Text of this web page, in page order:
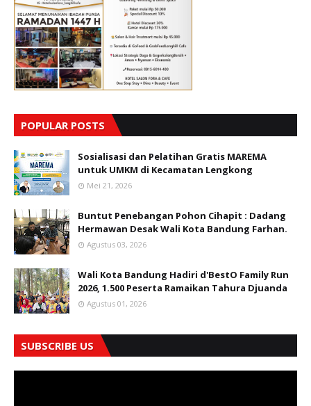
POPULAR POSTS
Sosialisasi dan Pelatihan Gratis MAREMA
untuk UMKM di Kecamatan Lengkong
Mei 21, 2026
Buntut Penebangan Pohon Cihapit : Dadang
Hermawan Desak Wali Kota Bandung Farhan.
Agustus 03, 2026
Wali Kota Bandung Hadiri d'BestO Family Run
2026, 1.500 Peserta Ramaikan Tahura Djuanda
Agustus 01, 2026
SUBSCRIBE US